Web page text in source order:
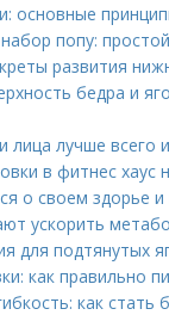
основные
попу:
развития
бедра и
лица лучше всего
в фитнес
о своем здорье и
ускорить
для подтянутых
как правильно
как